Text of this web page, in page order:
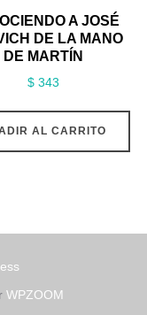
A JOSÉ
DE LA MANO
DE MARTÍN
$ 343
AL CARRITO
WPZOOM